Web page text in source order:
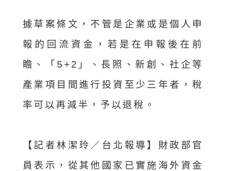
據草案條文，不管是企業或是個人申
報的回流資金，若是在申報後在前
瞻、「5+2」、長照、新創、社企等
產業項目間進行投資至少三年者，稅
率可以再減半，予以退稅。
【記者林潔玲／台北報導】財政部官
員表示，從其他國家已實施海外資金